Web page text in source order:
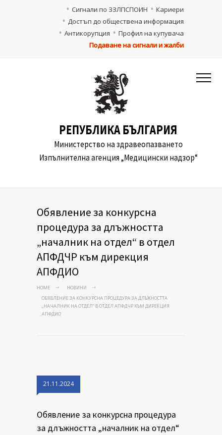
Кариери
Сигнали по ЗЗЛПСПОИН
Достъп до обществена информация
Профил на купувача
Антикорупция
Подаване на сигнали и жалби
РЕПУБЛИКА БЪЛГАРИЯ
Министерство на здравеопазването
Изпълнителна агенция „Медицински надзор“
Oбявление за конкурсна
процедура за длъжността
„началник на отдел“ в отдел
АПФДЧР към дирекция
АПФДИО
HOME
НОВИНИ
OБЯВЛЕНИЕ ЗА КОНКУРСНА ПРОЦЕДУРА ЗА ДЛЪЖНОСТТА
„НАЧАЛНИК НА ОТДЕЛ“ В ОТДЕЛ АПФДЧР КЪМ ДИРЕКЦИЯ
АПФДИО
21.11.2024
Oбявление за конкурсна процедура
за длъжността „началник на отдел“